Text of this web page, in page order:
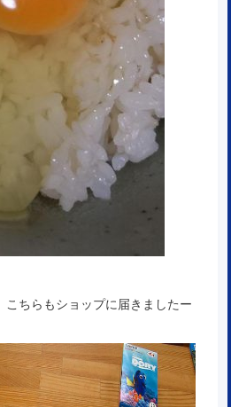
こちらもショップに届きましたー